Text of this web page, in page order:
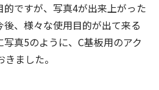
的ですが、写真4が出来上がった
、様々な使用目的が出て来る
真5のように、C基板用のアク
ました。